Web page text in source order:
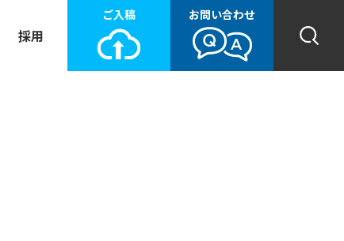
採用
ご入稿 お問い合わせ